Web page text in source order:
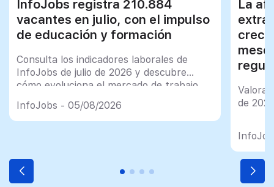
InfoJobs registra 210.884
vacantes en julio, con el impulso
de educación y formación
Consulta los indicadores laborales de
InfoJobs de julio de 2026 y descubre
cómo evoluciona el mercado de trabajo
InfoJobs - 05/08/2026
La
de